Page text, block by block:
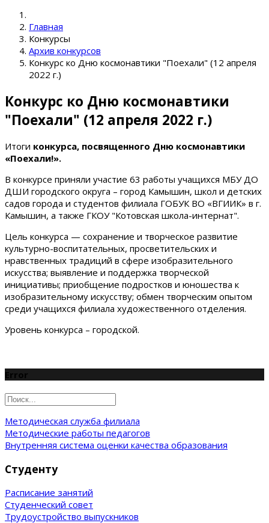
Главная
Конкурсы
Архив конкурсов
Конкурс ко Дню космонавтики "Поехали" (12 апреля
2022 г.)
Конкурс ко Дню космонавтики
"Поехали" (12 апреля 2022 г.)
Итоги конкурса, посвященного Дню космонавтики
«Поехали!».
В конкурсе приняли участие 63 работы учащихся МБУ ДО
ДШИ городского округа – город Камышин, школ и детских
садов города и студентов филиала ГОБУК ВО «ВГИИК» в г.
Камышин, а также ГКОУ "Котовская школа-интернат".
Цель конкурса — сохранение и творческое развитие
культурно-воспитательных, просветительских и
нравственных традиций в сфере изобразительного
искусства; выявление и поддержка творческой
инициативы; приобщение подростков и юношества к
изобразительному искусству; обмен творческим опытом
среди учащихся филиала художественного отделения.
Уровень конкурса – городской.
Error
Методическая служба филиала
Методические работы педагогов
Внутренняя система оценки качества образования
Студенту
Расписание занятий
Студенческий совет
Трудоустройство выпускников